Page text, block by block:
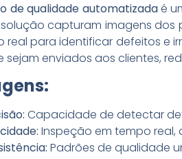
de qualidade automatizadaé
capturam imagens dos
real para identificar defeitos e
sejam enviados aos clientes,
Capacidade de detectar
Inspeção em tempo
Padrões de qualidade